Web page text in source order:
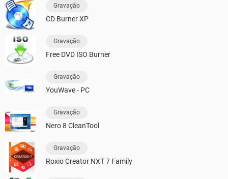
Gravação
CD Burner XP
Gravação
Free DVD ISO Burner
Gravação
YouWave - PC
Gravação
Nero 8 CleanTool
Gravação
Roxio Creator NXT 7 Family